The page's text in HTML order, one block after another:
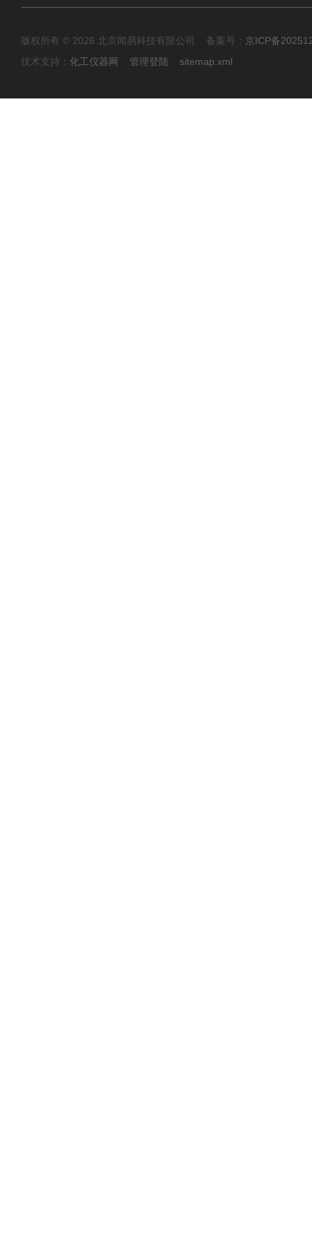
版权所有 © 2026 北京闻易科技有限公司 备案号： 京ICP备
技术支持： 化工仪器网 管理登陆 sitemap.xml